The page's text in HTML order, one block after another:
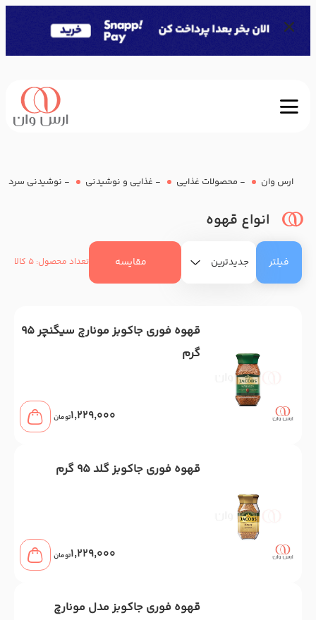
ارس وان - محصولات غذایی - غذایی و نوشیدنی - نوشیدنی سرد
انواع قهوه
فیلتر مقایسه تعداد محصول: 5 کالا
قهوه فوری جاکوبز مونارچ سیگنچر 95
گرم
1,229,000تومان
قهوه فوری جاکوبز گلد 95 گرم
1,229,000تومان
قهوه فوری جاکوبز مدل مونارچ